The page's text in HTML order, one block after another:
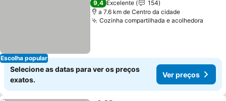
Escolha popular
9,4 Excelente
154
a 7.6 km de Centro da cidade
Cozinha compartilhada e acolhedora
Selecione as datas para ver os preços
exatos.
Ver preços